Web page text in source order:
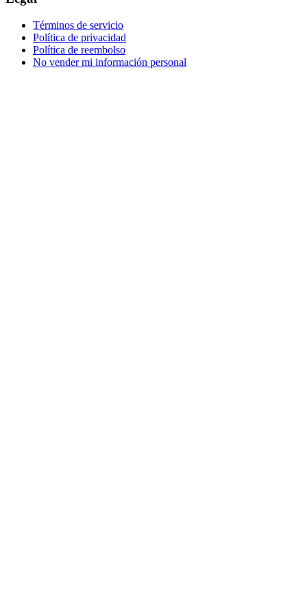
Términos de servicio
Política de privacidad
Política de reembolso
No vender mi información personal